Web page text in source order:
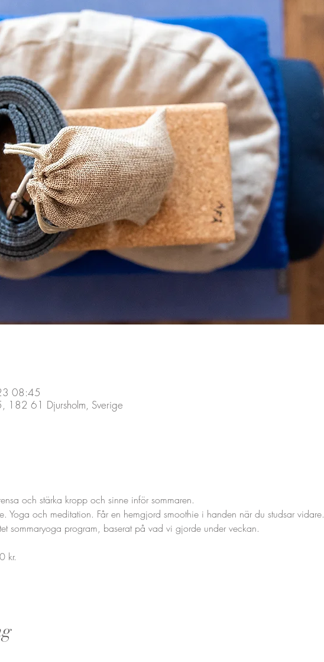
08:45
182 61 Djursholm, Sverige
och stärka kropp och sinne inför sommaren.
Yoga och meditation. Får en hemgjord smoothie i handen när du studsar vidare.
sommaryoga program, baserat på vad vi gjorde under veckan.
kr.